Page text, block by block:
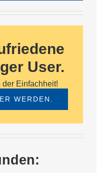
User.
der Einfachheit!
WERDEN.